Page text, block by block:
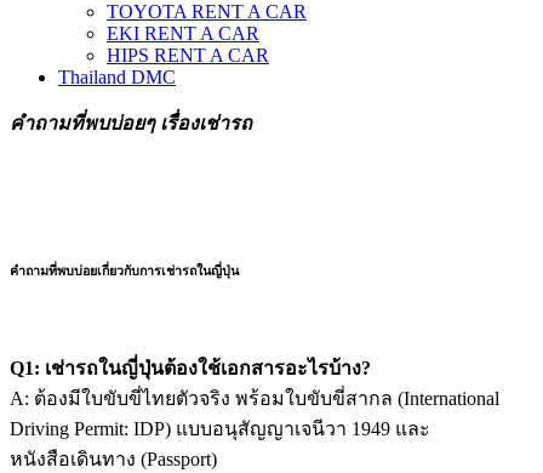
TOYOTA RENT A CAR
EKI RENT A CAR
HIPS RENT A CAR
Thailand DMC
คำถามที่พบบ่อยๆ เรื่องเช่ารถ
คำถามที่พบบ่อยเกี่ยวกับการเช่ารถในญี่ปุ่น
Q1: เช่ารถในญี่ปุ่นต้องใช้เอกสารอะไรบ้าง?
A: ต้องมีใบขับขี่ไทยตัวจริง พร้อมใบขับขี่สากล (International
Driving Permit: IDP) แบบอนุสัญญาเจนีวา 1949 และ
หนังสือเดินทาง (Passport)